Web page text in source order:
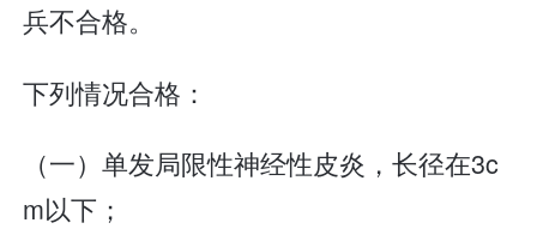
兵不合格。
下列情况合格：
（一）单发局限性神经性皮炎，长径在3c
m以下；